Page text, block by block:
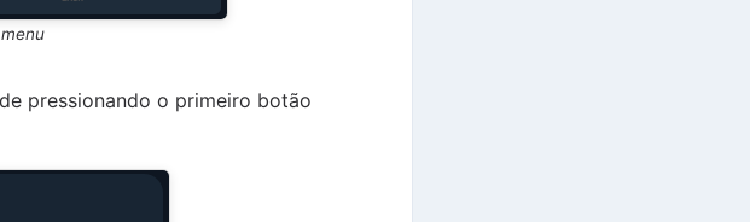
pressionando o primeiro botão